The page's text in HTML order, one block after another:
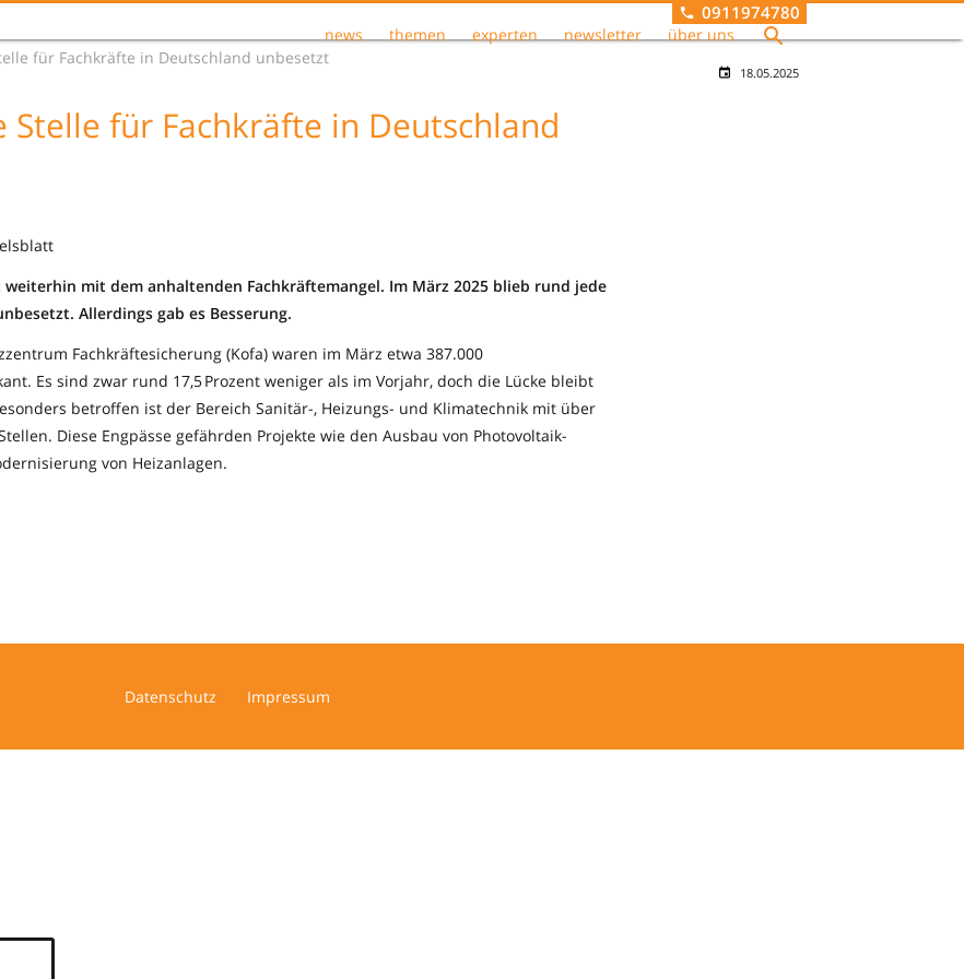
news themen experten newsletter über uns
0911974780
für Fachkräfte in Deutschland unbesetzt
18.05.2025
Stelle für Fachkräfte in Deutschland
mit dem anhaltenden Fachkräftemangel. Im März 2025 blieb rund jede
Allerdings gab es Besserung.
Fachkräftesicherung (Kofa) waren im März etwa 387.000
Es sind zwar rund 17,5 Prozent weniger als im Vorjahr, doch die Lücke bleibt
betroffen ist der Bereich Sanitär-, Heizungs- und Klimatechnik mit über
Diese Engpässe gefährden Projekte wie den Ausbau von Photovoltaik-
von Heizanlagen.
Datenschutz Impressum